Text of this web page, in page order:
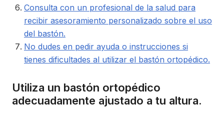
Consulta con un profesional de la salud para
recibir asesoramiento personalizado sobre el uso
del bastón.
No dudes en pedir ayuda o instrucciones si
tienes dificultades al utilizar el bastón ortopédico.
Utiliza un bastón ortopédico
adecuadamente ajustado a tu altura.